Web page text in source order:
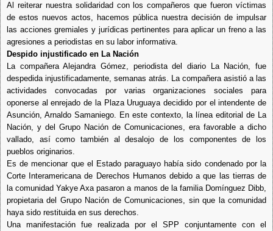
Al reiterar nuestra solidaridad con los compañeros que fueron víctimas
de estos nuevos actos, hacemos pública nuestra decisión de impulsar
las acciones gremiales y jurídicas pertinentes para aplicar un freno a las
agresiones a periodistas en su labor informativa.
Despido injustificado en La Nación
La compañera Alejandra Gómez, periodista del diario La Nación, fue
despedida injustificadamente, semanas atrás. La compañera asistió a las
actividades convocadas por varias organizaciones sociales para
oponerse al enrejado de la Plaza Uruguaya decidido por el intendente de
Asunción, Arnaldo Samaniego. En este contexto, la línea editorial de La
Nación, y del Grupo Nación de Comunicaciones, era favorable a dicho
vallado, así como también al desalojo de los componentes de los
pueblos originarios.
Es de mencionar que el Estado paraguayo había sido condenado por la
Corte Interamericana de Derechos Humanos debido a que las tierras de
la comunidad Yakye Axa pasaron a manos de la familia Domínguez Dibb,
propietaria del Grupo Nación de Comunicaciones, sin que la comunidad
haya sido restituida en sus derechos.
Una manifestación fue realizada por el SPP conjuntamente con el